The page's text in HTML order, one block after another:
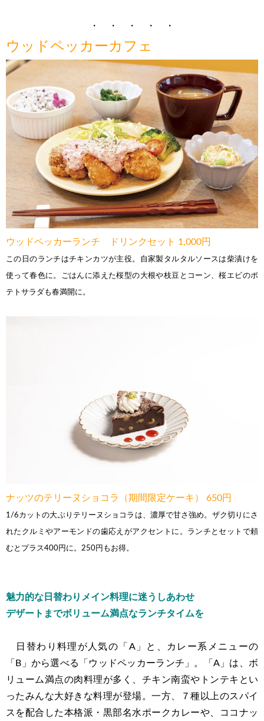
・ ・ ・ ・ ・
ウッドペッカーカフェ
ウッドペッカーランチ ドリンクセット 1,000円
この日のランチはチキンカツが主役。自家製タルタルソースは柴漬けを
使って春色に。ごはんに添えた桜型の大根や枝豆とコーン、桜エビのポ
テトサラダも春満開に。
ナッツのテリーヌショコラ（期間限定ケーキ） 650円
1/6カットの大ぶりテリーヌショコラは、濃厚で甘さ強め。ザク切りにさ
れたクルミやアーモンドの歯応えがアクセントに。ランチとセットで頼
むとプラス400円に。250円もお得。
魅力的な日替わりメイン料理に迷うしあわせ
デザートまでボリューム満点なランチタイムを
日替わり料理が人気の「A」と、カレー系メニューの
「B」から選べる「ウッドペッカーランチ」。「A」は、ボ
リューム満点の肉料理が多く、チキン南蛮やトンテキとい
ったみんな大好きな料理が登場。一方、７種以上のスパイ
スを配合した本格派・黒部名水ポークカレーや、ココナッ